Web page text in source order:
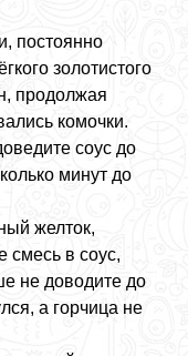
постоянно
золотистого
продолжая
комочки.
соус до
минут до
желток,
смесь в соус,
не доводите до
а горчица не